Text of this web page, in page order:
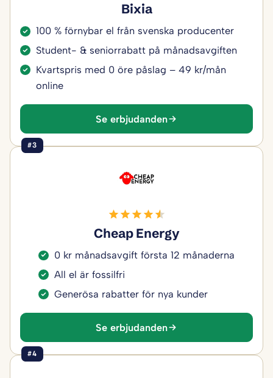
Bixia
100 % förnybar el från svenska producenter
Student- & seniorrabatt på månadsavgiften
Kvartspris med 0 öre påslag – 49 kr/mån
online
Se erbjudanden
#3
Cheap Energy
0 kr månadsavgift första 12 månaderna
All el är fossilfri
Generösa rabatter för nya kunder
Se erbjudanden
#4